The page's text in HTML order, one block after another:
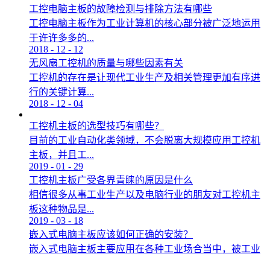
工控电脑主板的故障检测与排除方法有哪些
工控电脑主板作为工业计算机的核心部分被广泛地运用
于许许多多的...
2018 - 12 - 12
无风扇工控机的质量与哪些因素有关
工控机的存在是让现代工业生产及相关管理更加有序进
行的关键计算...
2018 - 12 - 04
工控机主板的选型技巧有哪些？
目前的工业自动化类领域，不会脱离大规模应用工控机
主板，并且工...
2019 - 01 - 29
工控机主板广受各界青睐的原因是什么
相信很多从事工业生产以及电脑行业的朋友对工控机主
板这种物品是...
2019 - 03 - 18
嵌入式电脑主板应该如何正确的安装？
嵌入式电脑主板主要应用在各种工业场合当中，被工业